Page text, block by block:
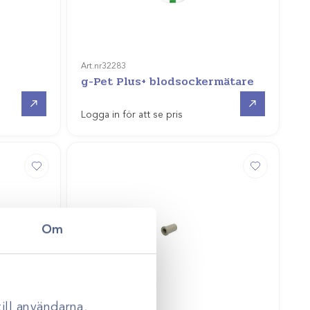
Om
användarna,
Art.nr32283
g-Pet Plus+ blodsockermätare
Logga in för att se pris